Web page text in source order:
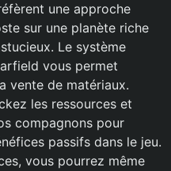
une approche
sur une planète riche
Le système
vous permet
vente de matériaux.
les ressources et
compagnons pour
passifs dans le jeu.
vous pourrez même